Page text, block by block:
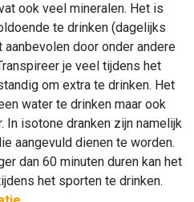
ook veel mineralen. Het is
te drinken (dagelijks
door onder andere
je veel tijdens het
om extra te drinken. Het
water te drinken maar ook
isotone dranken zijn namelijk
aangevuld dienen te worden.
dan 60 minuten duren kan het
het sporten te drinken.